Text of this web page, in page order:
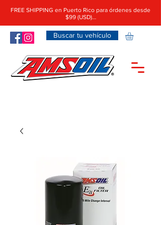
Buscar tu vehículo
FREE SHIPPING en Puerto Rico para órdenes desde
$99 (USD)…